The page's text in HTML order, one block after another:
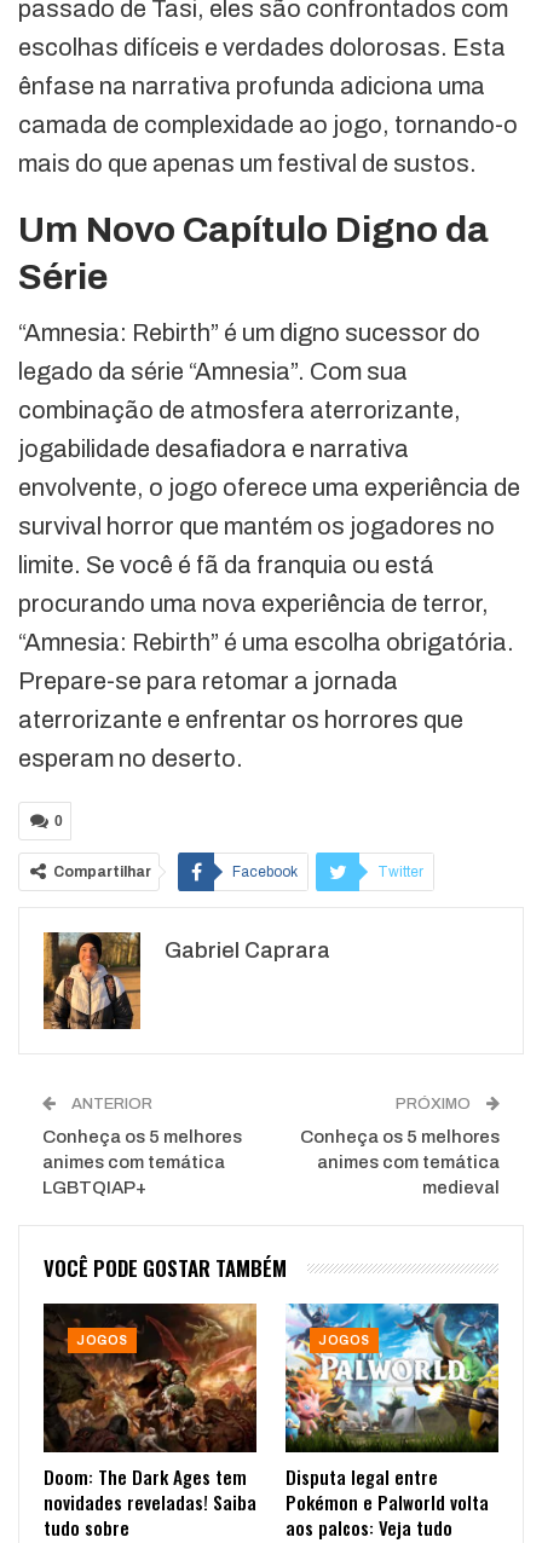
passado de Tasi, eles são confrontados com
escolhas difíceis e verdades dolorosas. Esta
ênfase na narrativa profunda adiciona uma
camada de complexidade ao jogo, tornando-o
mais do que apenas um festival de sustos.
Um Novo Capítulo Digno da
Série
“Amnesia: Rebirth” é um digno sucessor do
legado da série “Amnesia”. Com sua
combinação de atmosfera aterrorizante,
jogabilidade desafiadora e narrativa
envolvente, o jogo oferece uma experiência de
survival horror que mantém os jogadores no
limite. Se você é fã da franquia ou está
procurando uma nova experiência de terror,
“Amnesia: Rebirth” é uma escolha obrigatória.
Prepare-se para retomar a jornada
aterrorizante e enfrentar os horrores que
esperam no deserto.
0
Compartilhar Facebook Twitter
WhatsApp
Gabriel Caprara
ANTERIOR
Conheça os 5 melhores
animes com temática
LGBTQIAP+
PRÓXIMO
Conheça os 5 melhores
animes com temática
medieval
VOCÊ PODE GOSTAR TAMBÉM
JOGOS
Doom: The Dark Ages tem
novidades reveladas! Saiba
tudo sobre
JOGOS
Disputa legal entre
Pokémon e Palworld volta
aos palcos: Veja tudo